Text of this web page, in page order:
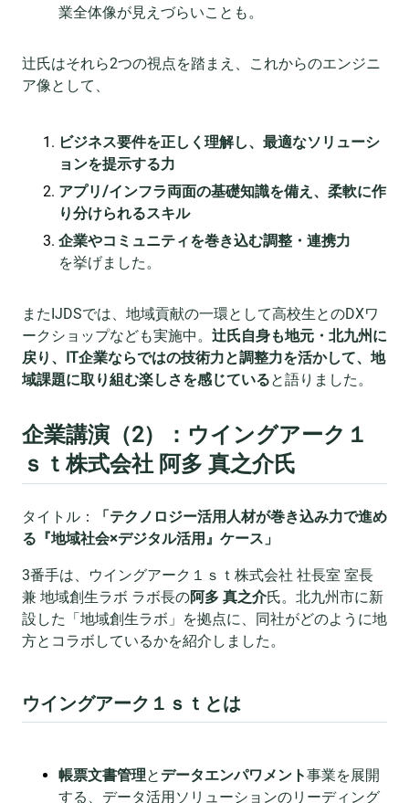
業全体像が見えづらいことも。
辻氏はそれら2つの視点を踏まえ、これからのエンジニ
ア像として、
ビジネス要件を正しく理解し、最適なソリューシ
ョンを提示する力
アプリ/インフラ両面の基礎知識を備え、柔軟に作
り分けられるスキル
企業やコミュニティを巻き込む調整・連携力
を挙げました。
またIJDSでは、地域貢献の一環として高校生とのDXワ
ークショップなども実施中。 辻氏自身も地元・北九州に
戻り、IT企業ならではの技術力と調整力を活かして、地
域課題に取り組む楽しさを感じていると語りました。
企業講演（2）：ウイングアーク１
ｓｔ株式会社 阿多 真之介氏
タイトル：
「テクノロジー活用人材が巻き込み力で進め
る『地域社会×デジタル活用』ケース」
3番手は、ウイングアーク１ｓｔ株式会社 社長室 室長
兼 地域創生ラボ ラボ長の阿多 真之介氏。北九州市に新
設した「地域創生ラボ」を拠点に、同社がどのように地
方とコラボしているかを紹介しました。
ウイングアーク１ｓｔとは
帳票文書管理と データエンパワメント事業を展開
する、データ活用ソリューションのリーディング